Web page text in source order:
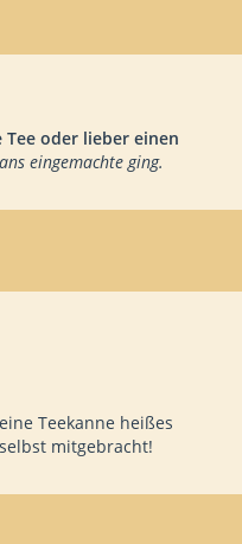
oder lieber einen
eingemachte ging.
Teekanne heißes
mitgebracht!